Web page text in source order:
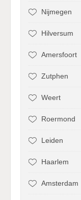
Nijmegen
Hilversum
Amersfoort
Zutphen
Weert
Roermond
Leiden
Haarlem
Amsterdam